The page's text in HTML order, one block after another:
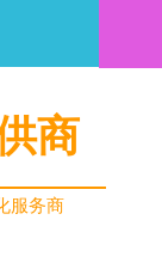
商
服务商